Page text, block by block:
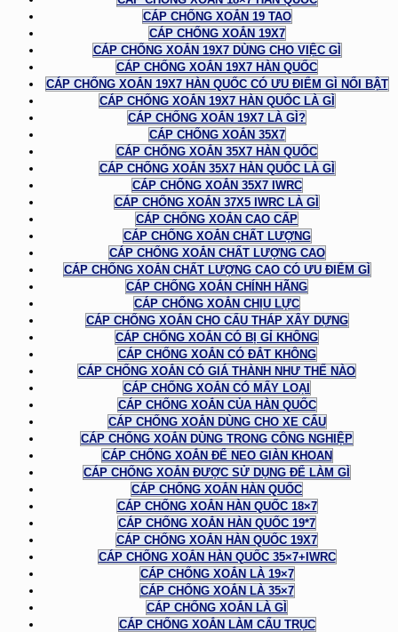
CÁP CHỐNG XOẮN 19 TAO
CÁP CHỐNG XOẮN 19X7
CÁP CHỐNG XOẮN 19X7 DÙNG CHO VIỆC GÌ
CÁP CHỐNG XOẮN 19X7 HÀN QUỐC
CÁP CHỐNG XOẮN 19X7 HÀN QUỐC CÓ ƯU ĐIỂM GÌ NỔI BẬT
CÁP CHỐNG XOẮN 19X7 HÀN QUỐC LÀ GÌ
CÁP CHỐNG XOẮN 19X7 LÀ GÌ?
CÁP CHỐNG XOẮN 35X7
CÁP CHỐNG XOẮN 35X7 HÀN QUỐC
CÁP CHỐNG XOẮN 35X7 HÀN QUỐC LÀ GÌ
CÁP CHỐNG XOẮN 35X7 IWRC
CÁP CHỐNG XOẮN 37X5 IWRC LÀ GÌ
CÁP CHỐNG XOẮN CAO CẤP
CÁP CHỐNG XOẮN CHẤT LƯỢNG
CÁP CHỐNG XOẮN CHẤT LƯỢNG CAO
CÁP CHỐNG XOẮN CHẤT LƯỢNG CAO CÓ ƯU ĐIỂM GÌ
CÁP CHỐNG XOẮN CHÍNH HÃNG
CÁP CHỐNG XOẮN CHỊU LỰC
CÁP CHỐNG XOẮN CHO CẨU THÁP XÂY DỰNG
CÁP CHỐNG XOẮN CÓ BỊ GỈ KHÔNG
CÁP CHỐNG XOẮN CÓ ĐẮT KHÔNG
CÁP CHỐNG XOẮN CÓ GIÁ THÀNH NHƯ THẾ NÀO
CÁP CHỐNG XOẮN CÓ MẤY LOẠI
CÁP CHỐNG XOẮN CỦA HÀN QUỐC
CÁP CHỐNG XOẮN DÙNG CHO XE CẨU
CÁP CHỐNG XOẮN DÙNG TRONG CÔNG NGHIỆP
CÁP CHỐNG XOẮN ĐỂ NEO GIÀN KHOAN
CÁP CHỐNG XOẮN ĐƯỢC SỬ DỤNG ĐỂ LÀM GÌ
CÁP CHỐNG XOẮN HÀN QUỐC
CÁP CHỐNG XOẮN HÀN QUỐC 18×7
CÁP CHỐNG XOẮN HÀN QUỐC 19*7
CÁP CHỐNG XOẮN HÀN QUỐC 19X7
CÁP CHỐNG XOẮN HÀN QUỐC 35×7+IWRC
CÁP CHỐNG XOẮN LÀ 19×7
CÁP CHỐNG XOẮN LÀ 35×7
CÁP CHỐNG XOẮN LÀ GÌ
CÁP CHỐNG XOẮN LÀM CẨU TRỤC